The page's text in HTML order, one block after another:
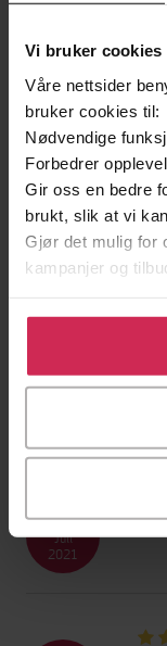
Vi bruker cookies
Våre nettsider
bruker cookies til:
Nødvendige
Forbedrer
Gir oss en bedre
brukt, slik at vi
Gjør det mulig for
kampanjer og
Klikk på «Godta
bruke cookies for
tilpasse ditt
28
November
2021
28
November
2021
11
Juli
2021